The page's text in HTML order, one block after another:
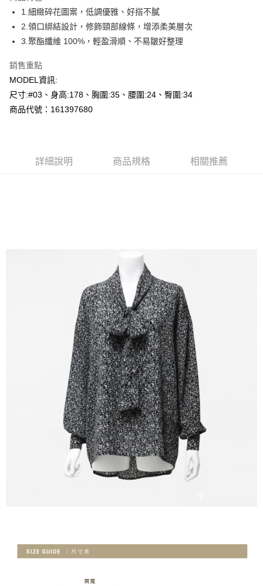
Apple Pay
悠遊付
全盈+PAY
AFTEE先享後付
相關說明
１．簡單：不需註冊會員、不需綁卡、不需儲值。
２．便利：只要手機號碼，簡訊認證，即可結帳。
※ 請注意：結帳手續完成當下不需立刻繳費，但若您需要取消訂單，請聯絡
購買商品的店家。未經商家同意取消之訂單仍視為有效，需透過AFTEE先享
※ 交易是否成功請以「AFTEE先享後付 」之結帳頁面顯示為準，若有關於
是否繳費成功／繳費後需取消欲退款等相關疑問，請聯繫「AFTEE先享後付
https://netprotections.freshdesk.com/support/home
１．透過由恩沛科技股份有限公司提供之「AFTEE先享後付」服務完成之交
易，需依本服務之必要範圍內提供個人資料，並將交易相關給付款項請求債
權轉讓予恩沛科技股份有限公司。
２．關於個人資料處理事宜，請瀏覽以下網址：
https://aftee.tw/terms/#terms3
３．未成年的使用者請事先徵得法定代理人或監護人之同意方可使用
「AFTEE先享後付」，若未經同意申辦者引起之損失，本公司不負相關責
４．使用「AFTEE先享後付」時，將依據個別帳號之用戶狀況，依本公司即
時審查核予不同之上限額度；若仍有額度不足之情形，本公司將視審查結果
請求用戶進行身份認證。
５．嚴禁一人註冊多個帳號或使用他人資訊註冊。若發現惡意使用之情形，
恩沛科技股份有限公司將有權停止該用戶之使用額度並採取法律行動。
全家--滿2000元免運
付款後7-11取貨---滿2000元免運
每筆NT$60，滿NT$2,000(含以上)免運費
宅配-滿2000元免運
每筆NT$120，滿NT$2,000(含以上)免運費
1.細緻碎花圖案，低調優雅、好搭不膩
2.領口綁結設計，修飾頸部線條，增添柔美層次
3.聚酯纖維 100%，輕盈滑順、不易皺好整理
銷售重點
MODEL資訊:
尺寸:#03、身高:178、胸圍:35、腰圍:24、臀圍:34
商品代號：161397680
詳細說明 商品規格 相關推薦